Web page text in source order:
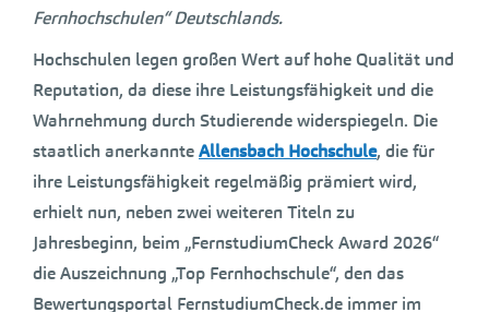
Fernhochschulen“ Deutschlands.
Hochschulen legen großen Wert auf hohe Qualität und
Reputation, da diese ihre Leistungsfähigkeit und die
Wahrnehmung durch Studierende widerspiegeln. Die
staatlich anerkannteAllensbach Hochschule, die für
ihre Leistungsfähigkeit regelmäßig prämiert wird,
erhielt nun, neben zwei weiteren Titeln zu
Jahresbeginn, beim „FernstudiumCheck Award 2026“
die Auszeichnung „Top Fernhochschule“, den das
Bewertungsportal FernstudiumCheck.de immer im